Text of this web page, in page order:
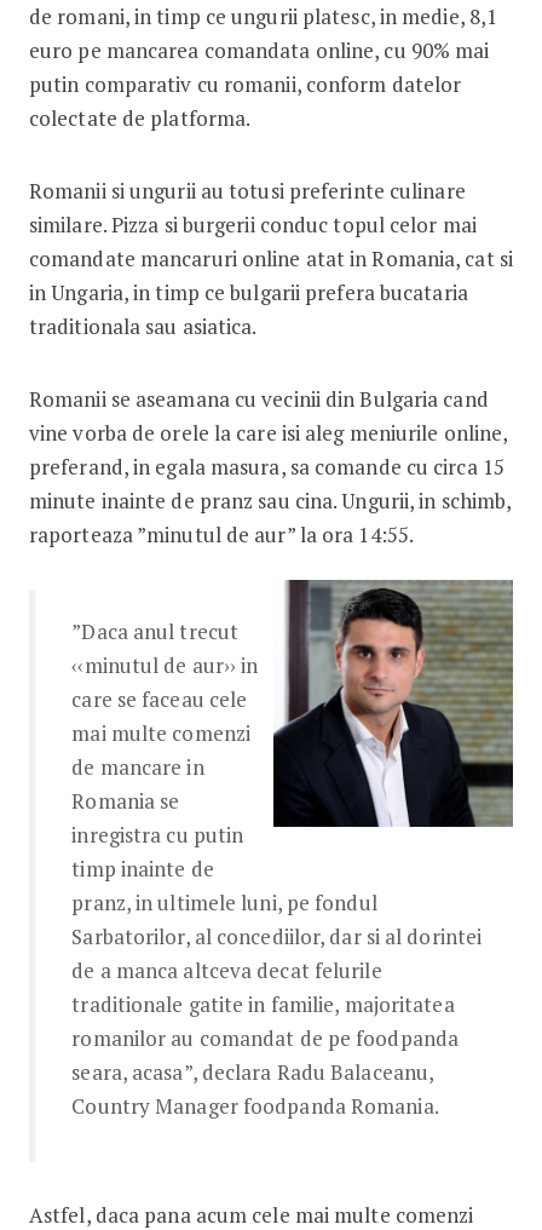
de romani, in timp ce ungurii platesc, in medie, 8,1
euro pe mancarea comandata online, cu 90% mai
putin comparativ cu romanii, conform datelor
colectate de platforma.
Romanii si ungurii au totusi preferinte culinare
similare. Pizza si burgerii conduc topul celor mai
comandate mancaruri online atat in Romania, cat si
in Ungaria, in timp ce bulgarii prefera bucataria
traditionala sau asiatica.
Romanii se aseamana cu vecinii din Bulgaria cand
vine vorba de orele la care isi aleg meniurile online,
preferand, in egala masura, sa comande cu circa 15
minute inainte de pranz sau cina. Ungurii, in schimb,
raporteaza ”minutul de aur” la ora 14:55.
”Daca anul trecut
‹‹minutul de aur›› in
care se faceau cele
mai multe comenzi
de mancare in
Romania se
inregistra cu putin
timp inainte de
pranz, in ultimele luni, pe fondul
Sarbatorilor, al concediilor, dar si al dorintei
de a manca altceva decat felurile
traditionale gatite in familie, majoritatea
romanilor au comandat de pe foodpanda
seara, acasa”, declara Radu Balaceanu,
Country Manager foodpanda Romania.
Astfel, daca pana acum cele mai multe comenzi